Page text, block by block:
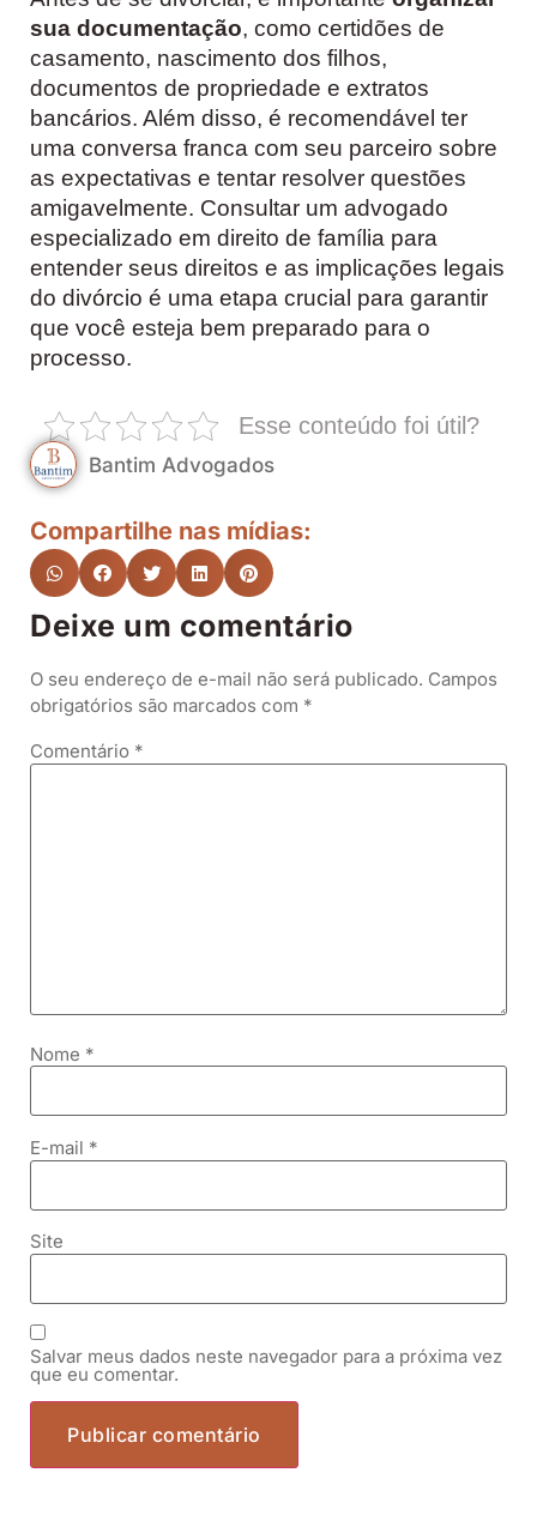
sua documentação, como certidões de
casamento, nascimento dos filhos,
documentos de propriedade e extratos
bancários. Além disso, é recomendável ter
uma conversa franca com seu parceiro sobre
as expectativas e tentar resolver questões
amigavelmente. Consultar um advogado
especializado em direito de família para
entender seus direitos e as implicações legais
do divórcio é uma etapa crucial para garantir
que você esteja bem preparado para o
processo.
Esse conteúdo foi útil?
Bantim Advogados
Compartilhe nas mídias:
Deixe um comentário
O seu endereço de e-mail não será publicado. Campos
obrigatórios são marcados com *
Comentário *
Nome *
E-mail *
Site
Salvar meus dados neste navegador para a próxima vez
que eu comentar.